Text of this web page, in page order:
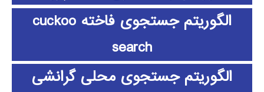
الگوریتم جستجوی فاخته cuckoo
search
الگوریتم جستجوی محلی گرانشی